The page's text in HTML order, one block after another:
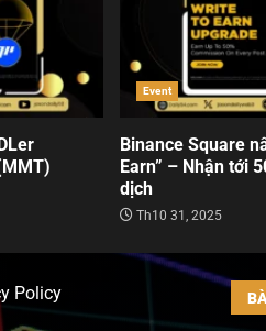
Event
Binance Square
Earn” – Nhận tới
dịch
Th10 31, 2025
Policy